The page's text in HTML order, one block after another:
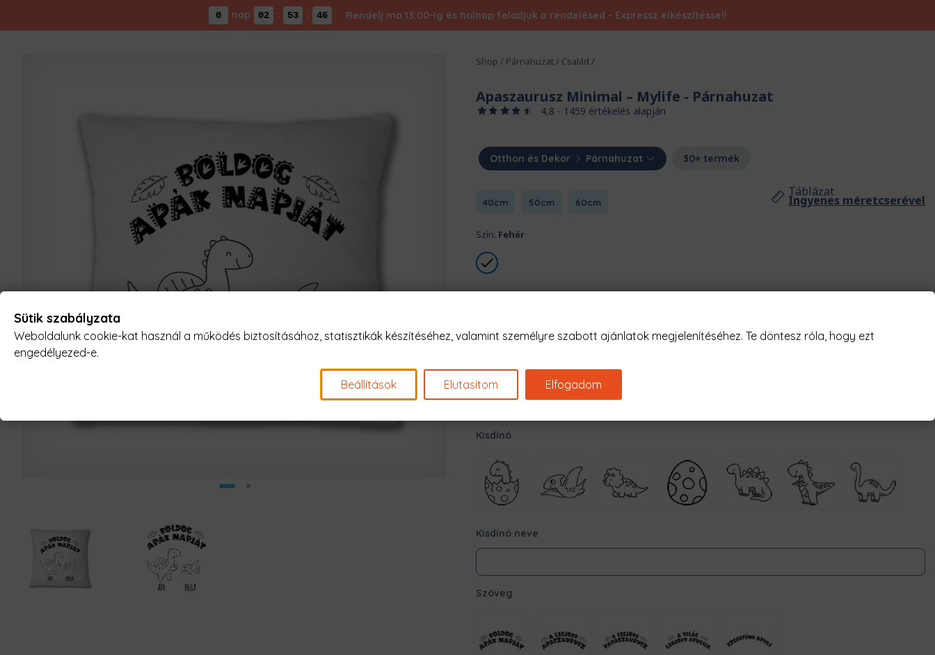
0 nap 02 : 53 : 45 Rendelj ma 13:00-ig és holnap feladjuk a rendelésed - Expressz elkészítéssel!
Shop / Párnahuzat/ Család /
Apaszaurusz Minimal – Mylife - Párnahuzat
4,8 - 1459 értékelés alapján
Otthon és Dekor Párnahuzat 30+ termék
Táblázat
Ingyenes méretcserével
40cm 50cm 60cm
Szín: Fehér
Apa neve
Kisdínó
Kisdínó neve
Szöveg
Sütik szabályzata
Weboldalunk cookie-kat használ a működés biztosításához, statisztikák készítéséhez, valamint személyre szabott ajánlatok megjelenítéséhez. Te döntesz róla, hogy ezt
engedélyezed-e.
Beállítások Elutasítom Elfogadom